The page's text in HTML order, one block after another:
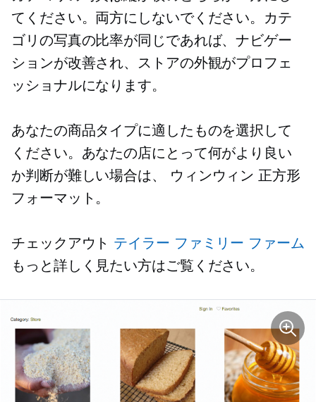
てください。両方にしないでください。カテ
ゴリの写真の比率が同じであれば、ナビゲー
ションが改善され、ストアの外観がプロフェ
ッショナルになります。
あなたの商品タイプに適したものを選択して
ください。あなたの店にとって何がより良い
か判断が難しい場合は、 ウィンウィン 正方形
フォーマット。
チェックアウト テイラー ファミリー ファーム
もっと詳しく見たい方はご覧ください。